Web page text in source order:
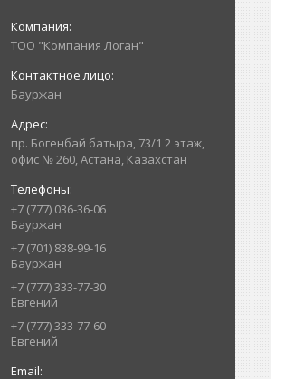
ТОО "Компания Логан"
Бауржан
пр. Богенбай батыра, 73/1 2 этаж,
офис № 260, Астана, Казахстан
+7 (777) 036-36-06
Бауржан
+7 (701) 838-99-16
Бауржан
+7 (777) 333-77-30
Евгений
+7 (777) 333-77-60
Евгений